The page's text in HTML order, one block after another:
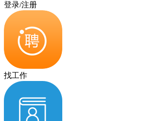
登录/注册
找工作